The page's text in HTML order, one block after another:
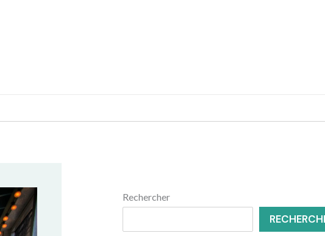
Rechercher